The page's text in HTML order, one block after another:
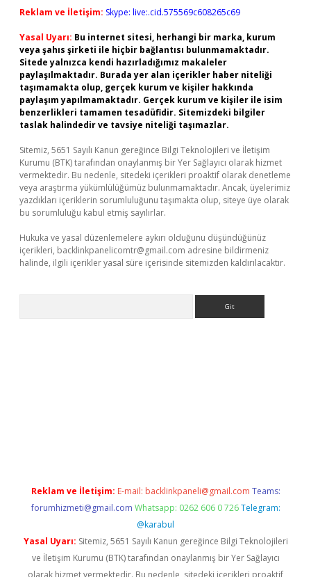
Reklam ve İletişim: Skype: live:.cid.575569c608265c69
Yasal Uyarı: Bu internet sitesi, herhangi bir marka, kurum
veya şahıs şirketi ile hiçbir bağlantısı bulunmamaktadır.
Sitede yalnızca kendi hazırladığımız makaleler
paylaşılmaktadır. Burada yer alan içerikler haber niteliği
taşımamakta olup, gerçek kurum ve kişiler hakkında
paylaşım yapılmamaktadır. Gerçek kurum ve kişiler ile isim
benzerlikleri tamamen tesadüfidir. Sitemizdeki bilgiler
taslak halindedir ve tavsiye niteliği taşımazlar.
Sitemiz, 5651 Sayılı Kanun gereğince Bilgi Teknolojileri ve İletişim
Kurumu (BTK) tarafından onaylanmış bir Yer Sağlayıcı olarak hizmet
vermektedir. Bu nedenle, sitedeki içerikleri proaktif olarak denetleme
veya araştırma yükümlülüğümüz bulunmamaktadır. Ancak, üyelerimiz
yazdıkları içeriklerin sorumluluğunu taşımakta olup, siteye üye olarak
bu sorumluluğu kabul etmiş sayılırlar.
Hukuka ve yasal düzenlemelere aykırı olduğunu düşündüğünüz
içerikleri, backlinkpanelicomtr@gmail.com adresine bildirmeniz
halinde, ilgili içerikler yasal süre içerisinde sitemizden kaldırılacaktır.
Reklam ve İletişim: E-mail: backlinkpaneli@gmail.com Teams:
forumhizmeti@gmail.com Whatsapp: 0262 606 0 726 Telegram:
@karabul
Yasal Uyarı: Sitemiz, 5651 Sayılı Kanun gereğince Bilgi Teknolojileri
ve İletişim Kurumu (BTK) tarafından onaylanmış bir Yer Sağlayıcı
olarak hizmet vermektedir. Bu nedenle, sitedeki içerikleri proaktif